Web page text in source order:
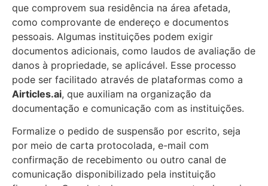
que comprovem sua residência na área afetada,
como comprovante de endereço e documentos
pessoais. Algumas instituições podem exigir
documentos adicionais, como laudos de avaliação de
danos à propriedade, se aplicável. Esse processo
pode ser facilitado através de plataformas como a
Airticles.ai, que auxiliam na organização da
documentação e comunicação com as instituições.
Formalize o pedido de suspensão por escrito, seja
por meio de carta protocolada, e-mail com
confirmação de recebimento ou outro canal de
comunicação disponibilizado pela instituição